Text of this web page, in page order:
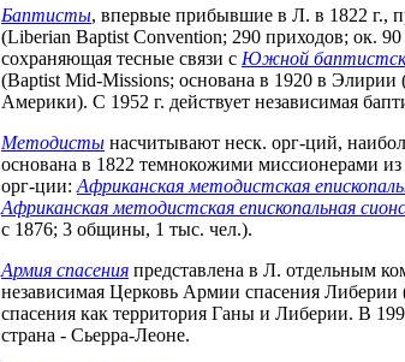
Баптисты, впервые прибывшие в Л. в 1822 г.,
(Liberian Baptist Convention; 290 приходов; ок.
сохраняющая тесные связи с Южной
(Baptist Mid-Missions; основана в 1920 в
Америки). С 1952 г. действует независимая
Методисты насчитывают неск. орг-ций,
основана в 1822 темнокожими миссионерами
орг-ции: Африканская методистская
Африканская методистская епископальная
с 1876; 3 общины, 1 тыс. чел.).
Армия спасения представлена в Л. отдельным
независимая Церковь Армии спасения
спасения как территория Ганы и Либерии. В
страна - Сьерра-Леоне.